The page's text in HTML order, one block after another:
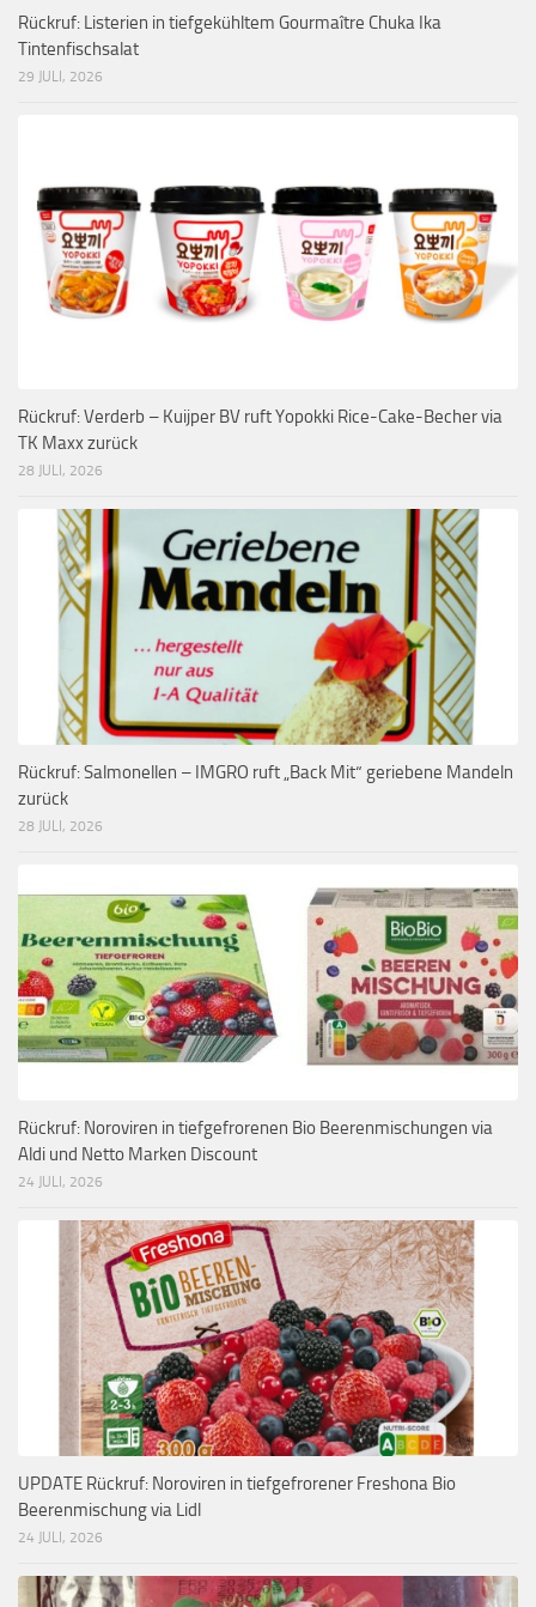
Rückruf: Listerien in tiefgekühltem Gourmaître Chuka Ika
Tintenfischsalat
29 JULI, 2026
Rückruf: Verderb – Kuijper BV ruft Yopokki Rice-Cake-Becher via
TK Maxx zurück
28 JULI, 2026
Rückruf: Salmonellen – IMGRO ruft „Back Mit“ geriebene Mandeln
zurück
28 JULI, 2026
Rückruf: Noroviren in tiefgefrorenen Bio Beerenmischungen via
Aldi und Netto Marken Discount
24 JULI, 2026
UPDATE Rückruf: Noroviren in tiefgefrorener Freshona Bio
Beerenmischung via Lidl
24 JULI, 2026